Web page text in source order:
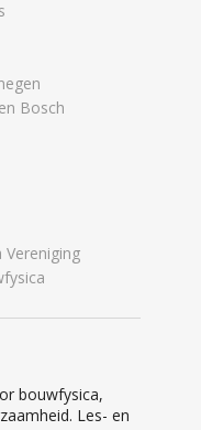
Bosch
Vereniging
bouwfysica,
Les- en